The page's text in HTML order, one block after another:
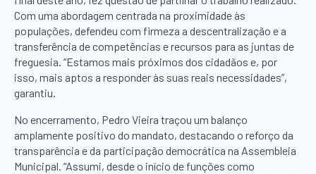
Com uma abordagem centrada na proximidade às
populações, defendeu com firmeza a descentralização e a
transferência de competências e recursos para as juntas de
freguesia. “Estamos mais próximos dos cidadãos e, por
isso, mais aptos a responder às suas reais necessidades”,
garantiu.
No encerramento, Pedro Vieira traçou um balanço
amplamente positivo do mandato, destacando o reforço da
transparência e da participação democrática na Assembleia
Municipal. “Assumi, desde o início de funções como